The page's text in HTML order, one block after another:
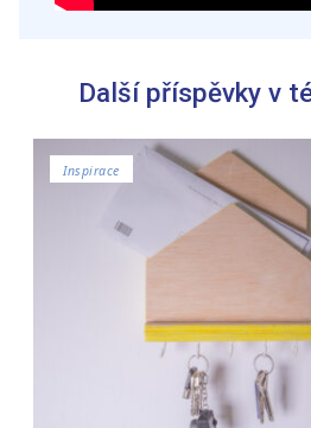
Další příspěvky v
Inspirace